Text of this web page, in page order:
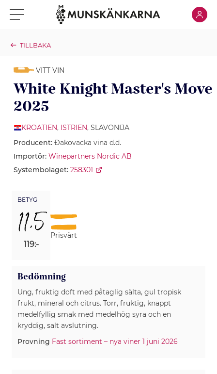
Klicka för meny Klicka
TILLBAKA
VITT VIN
White Knight Master's Move
2025
KROATIEN, ISTRIEN, SLAVONIJA
Producent: Ðakovacka vina d.d.
Importör: Winepartners Nordic AB
Systembolaget: 258301
BETYG
11,5
119:-
Prisvärt
Bedömning
Ung, fruktig doft med påtaglig sälta, gul tropisk
frukt, mineral och citrus. Torr, fruktig, knappt
medelfyllig smak med medelhög syra och en
kryddig, salt avslutning.
Provning Fast sortiment – nya viner 1 juni 2026